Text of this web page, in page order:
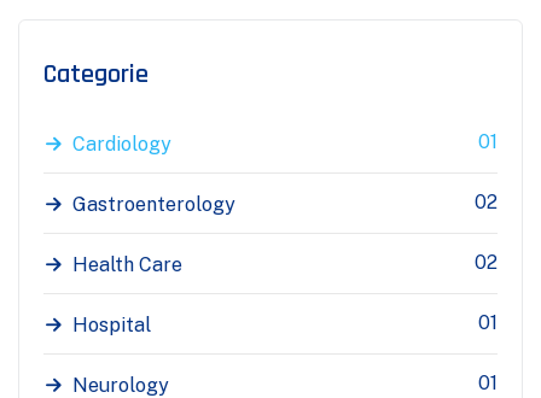
Categorie
Cardiology 01
Gastroenterology 02
Health Care 02
Hospital 01
Neurology 01